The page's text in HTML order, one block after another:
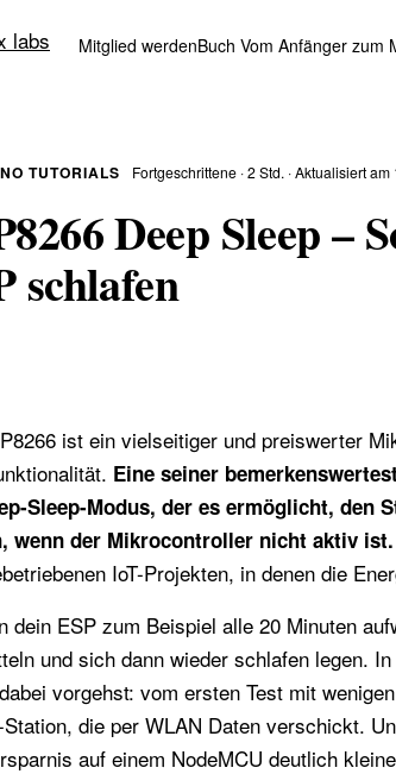
Mitglied werdenBuch Vom Anfänger zum
TUTORIALS Fortgeschrittene · 2 Std. · Aktualisiert
Deep Sleep –
schlafen
ist ein vielseitiger und preiswerter
Eine seiner
Sleep-Modus, der es ermöglicht, den
wenn der Mikrocontroller nicht aktiv ist.
IoT-Projekten, in denen die
dein ESP zum Beispiel alle 20 Minuten
und sich dann wieder schlafen legen.
vorgehst: vom ersten Test mit
Station, die per WLAN Daten verschickt.
auf einem NodeMCU deutlich